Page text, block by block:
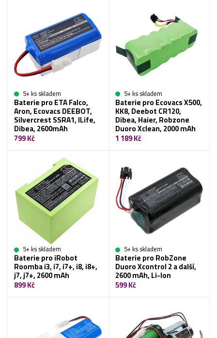
5+ ks skladem
Baterie pro ETA Falco,
Aron, Ecovacs DEEBOT,
Silvercrest SSRA1, ILife,
Dibea, 2600mAh
799 Kč
5+ ks skladem
Baterie pro Ecovacs X500,
KK8, Deebot CR120,
Dibea, Haier, Robzone
Duoro Xclean, 2000 mAh
1 189 Kč
5+ ks skladem
Baterie pro iRobot
Roomba i3, i7, i7+, i8, i8+,
j7, j7+, 2600 mAh
899 Kč
5+ ks skladem
Baterie pro RobZone
Duoro Xcontrol 2 a další,
2600 mAh, Li-Ion
599 Kč